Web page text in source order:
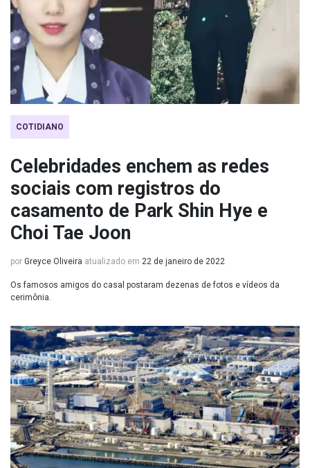
COTIDIANO
Celebridades enchem as redes
sociais com registros do
casamento de Park Shin Hye e
Choi Tae Joon
por Greyce Oliveira atualizado em 22 de janeiro de 2022
Os famosos amigos do casal postaram dezenas de fotos e vídeos da
cerimônia.